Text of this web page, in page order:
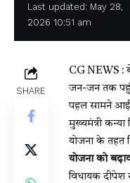
Last updated: May 28,
2026 10:51 am
SHARE
CG NEWS :
जन-जन तक
पहल सामने
मुख्यमंत्री
योजना के तहत
योजना को
विधायक दीपेश